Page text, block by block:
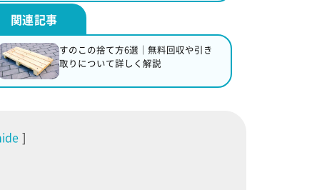
すのこの捨て方6選｜無料回収や引き
取りについて詳しく解説